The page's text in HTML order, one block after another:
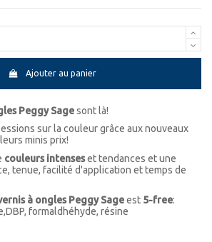
Ajouter au panier
Peggy Sagesont là!
sur la couleur grâce aux nouveaux
minis prix!
couleurs intenseset tendances et une
tenue, facilité d'application et temps de
à ongles Peggy Sageest 5-free:
formaldhéhyde, résine